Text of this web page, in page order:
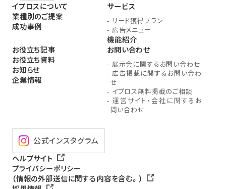
イプロスについて
業種別のご提案
成功事例
サービス
- リード獲得プラン
- 広告メニュー
機能紹介
お役立ち記事
お役立ち資料
お知らせ
企業情報
お問い合わせ
- 展示会に関するお問い合わせ
- 広告掲載に関するお問い合わ
せ
- イプロス無料掲載のご相談
- 運営サイト・会社に関するお
問い合わせ
公式インスタグラム
ヘルプサイト
プライバシーポリシー
（情報の外部送信に関する内容を含む。）